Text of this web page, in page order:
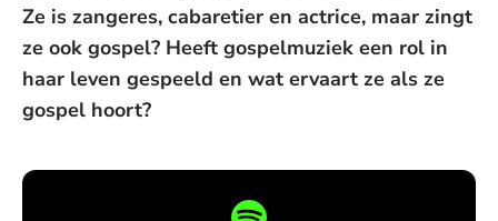
Ze is zangeres, cabaretier en actrice, maar zingt
ze ook gospel? Heeft gospelmuziek een rol in
haar leven gespeeld en wat ervaart ze als ze
gospel hoort?